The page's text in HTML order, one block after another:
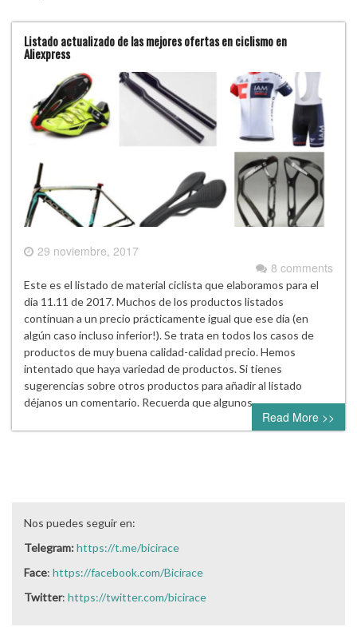
Listado actualizado de las mejores ofertas en ciclismo en
Aliexpress
29 noviembre, 2017
8 comments
Este es el listado de material ciclista que elaboramos para el
dia 11.11 de 2017. Muchos de los productos listados
continuan a un precio prácticamente igual que ese dia (en
algún caso incluso inferior!). Se trata en todos los casos de
productos de muy buena calidad-calidad precio. Hemos
intentado que haya variedad de productos. Si tienes
sugerencias sobre otros productos para añadir al listado
déjanos un comentario. Recuerda que algunos…
Read More >>
Nos puedes seguir en:
Telegram:https://t.me/bicirace
Face: https://facebook.com/Bicirace
Twitter: https://twitter.com/bicirace